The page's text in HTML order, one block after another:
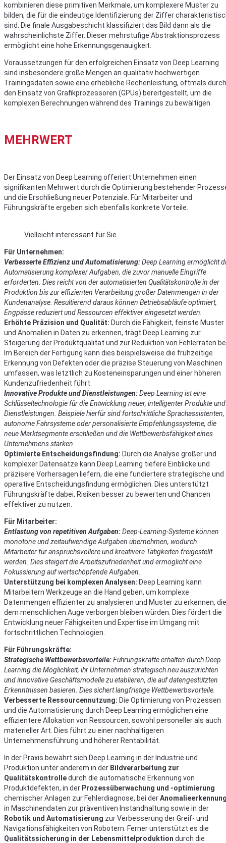
kombinieren diese primitiven Merkmale, um komplexere Muster zu
bilden, die für die eindeutige Identifizierung der Ziffer
sind. Die finale Ausgabeschicht klassifiziert das Bild dann als die
wahrscheinlichste Ziffer. Dieser mehrstufige Abstraktionsprozess
ermöglicht eine hohe Erkennungsgenauigkeit.
Voraussetzungen für den erfolgreichen Einsatz von Deep Learning
sind insbesondere große Mengen an qualitativ hochwertigen
Trainingsdaten sowie eine erhebliche Rechenleistung, oftmals durch
den Einsatz von Grafikprozessoren (GPUs) bereitgestellt, um die
komplexen Berechnungen während des Trainings zu bewältigen.
MEHRWERT
Der Einsatz von Deep Learning offeriert Unternehmen einen
signifikanten Mehrwert durch die Optimierung bestehender
und die Erschließung neuer Potenziale. Für Mitarbeiter und
Führungskräfte ergeben sich ebenfalls konkrete Vorteile.
Vielleicht interessant für Sie
Für Unternehmen:
Verbesserte Effizienz und Automatisierung:Deep Learning ermöglicht
Automatisierung komplexer Aufgaben, die zuvor manuelle Eingriffe
erforderten. Dies reicht von der automatisierten Qualitätskontrolle in der
Produktion bis zur effizienten Verarbeitung großer Datenmengen in der
Kundenanalyse. Resultierend daraus können Betriebsabläufe optimiert,
Engpässe reduziert und Ressourcen effektiver eingesetzt werden.
Erhöhte Präzision und Qualität: Durch die Fähigkeit, feinste Muster
und Anomalien in Daten zu erkennen, trägt Deep Learning zur
Steigerung der Produktqualität und zur Reduktion von Fehlerraten
Im Bereich der Fertigung kann dies beispielsweise die frühzeitige
Erkennung von Defekten oder die präzise Steuerung von Maschinen
umfassen, was letztlich zu Kosteneinsparungen und einer höheren
Kundenzufriedenheit führt.
Innovative Produkte und Dienstleistungen:Deep Learning ist eine
Schlüsseltechnologie für die Entwicklung neuer, intelligenter Produkte und
Dienstleistungen. Beispiele hierfür sind fortschrittliche Sprachassistenten,
autonome Fahrsysteme oder personalisierte Empfehlungssysteme, die
neue Marktsegmente erschließen und die Wettbewerbsfähigkeit eines
Unternehmens stärken.
Optimierte Entscheidungsfindung: Durch die Analyse großer und
komplexer Datensätze kann Deep Learning tiefere Einblicke und
präzisere Vorhersagen liefern, die eine fundiertere strategische und
operative Entscheidungsfindung ermöglichen. Dies unterstützt
Führungskräfte dabei, Risiken besser zu bewerten und Chancen
effektiver zu nutzen.
Für Mitarbeiter:
Entlastung von repetitiven Aufgaben:Deep-Learning-Systeme können
monotone und zeitaufwendige Aufgaben übernehmen, wodurch
Mitarbeiter für anspruchsvollere und kreativere Tätigkeiten freigestellt
werden. Dies steigert die Arbeitszufriedenheit und ermöglicht eine
Fokussierung auf wertschöpfende Aufgaben.
Unterstützung bei komplexen Analysen: Deep Learning kann
Mitarbeitern Werkzeuge an die Hand geben, um komplexe
Datenmengen effizienter zu analysieren und Muster zu erkennen, die
dem menschlichen Auge verborgen bleiben würden. Dies fördert die
Entwicklung neuer Fähigkeiten und Expertise im Umgang mit
fortschrittlichen Technologien.
Für Führungskräfte:
Strategische Wettbewerbsvorteile:Führungskräfte erhalten durch Deep
Learning die Möglichkeit, ihr Unternehmen strategisch neu auszurichten
und innovative Geschäftsmodelle zu etablieren, die auf datengestützten
Erkenntnissen basieren. Dies sichert langfristige Wettbewerbsvorteile.
Verbesserte Ressourcennutzung: Die Optimierung von Prozessen
und die Automatisierung durch Deep Learning ermöglichen eine
effizientere Allokation von Ressourcen, sowohl personeller als auch
materieller Art. Dies führt zu einer nachhaltigeren
Unternehmensführung und höherer Rentabilität.
In der Praxis bewährt sich Deep Learning in der Industrie und
Produktion unter anderem in der Bildverarbeitung zur
Qualitätskontrolledurch die automatische Erkennung von
Produktdefekten, in der Prozessüberwachung und -optimierung
chemischer Anlagen zur Fehlerdiagnose, bei der
in Maschinendaten zur präventiven Instandhaltung sowie in der
Robotik und Automatisierung zur Verbesserung der Greif- und
Navigationsfähigkeiten von Robotern. Ferner unterstützt es die
Qualitätssicherung in der Lebensmittelproduktion durch die